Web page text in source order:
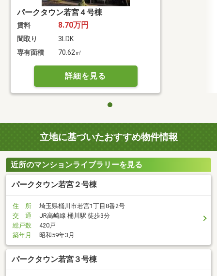
パークタウン若宮４号棟
賃料 8.70万円
間取り
3LDK
専有面積
70.62㎡
詳細を見る
立地に基づいたおすすめ物件情報
近所のマンションライブラリーを見る
パークタウン若宮２号棟
住 所
埼玉県桶川市若宮1丁目8番2号
交 通
JR高崎線 桶川駅 徒歩3分
総戸数
420戸
築年月
昭和59年3月
パークタウン若宮３号棟